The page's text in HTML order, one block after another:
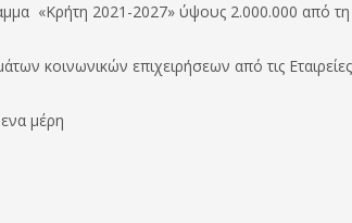
«Κρήτη 2021-2027» ύψους 2.000.000 από τη
κοινωνικών επιχειρήσεων από τις Εταιρείες
μέρη